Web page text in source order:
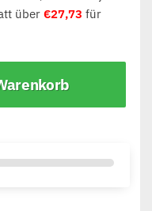
über €27,73 für